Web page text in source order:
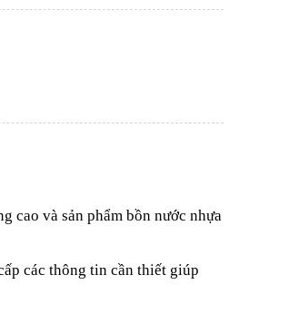
cao và sản phẩm bồn nước nhựa
các thông tin cần thiết giúp